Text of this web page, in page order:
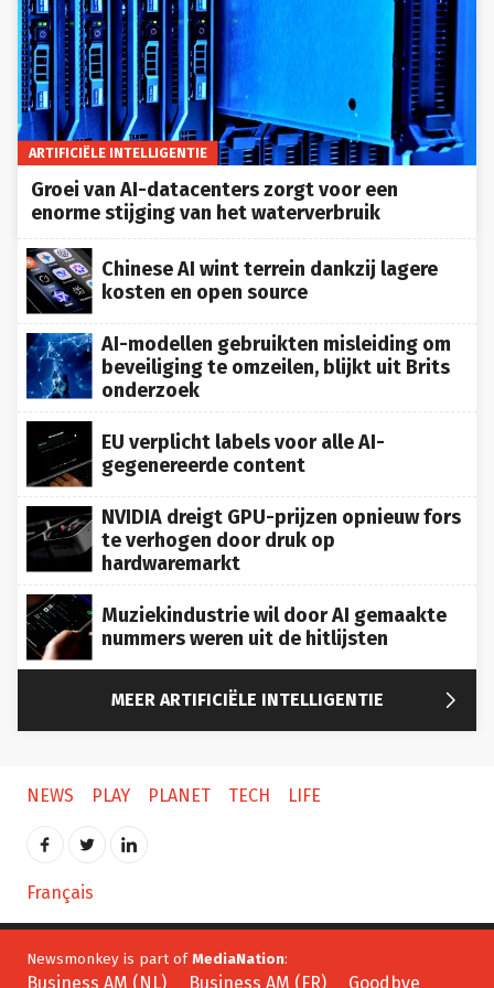
ARTIFICIËLE INTELLIGENTIE
Groei van AI-datacenters zorgt voor een
enorme stijging van het waterverbruik
Chinese AI wint terrein dankzij lagere
kosten en open source
AI-modellen gebruikten misleiding om
beveiliging te omzeilen, blijkt uit Brits
onderzoek
EU verplicht labels voor alle AI-
gegenereerde content
NVIDIA dreigt GPU-prijzen opnieuw fors
te verhogen door druk op
hardwaremarkt
Muziekindustrie wil door AI gemaakte
nummers weren uit de hitlijsten
MEER ARTIFICIËLE INTELLIGENTIE 
NEWS PLAY PLANET TECH LIFE
Français
Newsmonkey is part ofMediaNation:
Business AM (NL) Business AM (FR) Goodbye